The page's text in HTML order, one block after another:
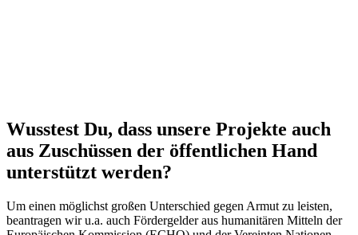
Wusstest Du, dass unsere Projekte auch
aus Zuschüssen der öffentlichen Hand
unterstützt werden?
Um einen möglichst großen Unterschied gegen Armut zu leisten,
beantragen wir u.a. auch Fördergelder aus humanitären Mitteln der